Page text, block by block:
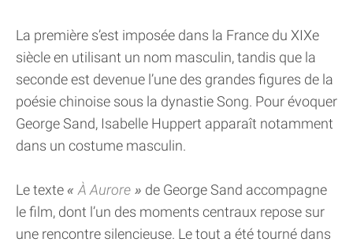
La première s’est imposée dans la France du XIXe
siècle en utilisant un nom masculin, tandis que la
seconde est devenue l’une des grandes figures de la
poésie chinoise sous la dynastie Song. Pour évoquer
George Sand, Isabelle Huppert apparaît notamment
dans un costume masculin.
Le texte À Aurore
de George Sand accompagne
le film, dont l’un des moments centraux repose sur
une rencontre silencieuse. Le tout a été tourné dans